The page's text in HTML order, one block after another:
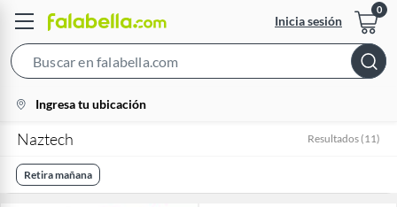
Inicia sesión
Bar
location-
icon
Ingresa tu ubicación
Naztech Resultados (11)
Retira mañana